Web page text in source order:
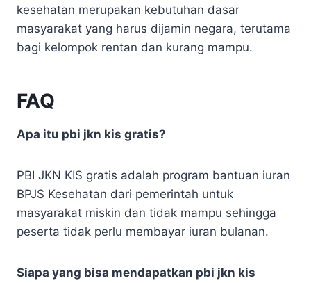
kesehatan merupakan kebutuhan dasar
masyarakat yang harus dijamin negara, terutama
bagi kelompok rentan dan kurang mampu.
FAQ
Apa itu pbi jkn kis gratis?
PBI JKN KIS gratis adalah program bantuan iuran
BPJS Kesehatan dari pemerintah untuk
masyarakat miskin dan tidak mampu sehingga
peserta tidak perlu membayar iuran bulanan.
Siapa yang bisa mendapatkan pbi jkn kis